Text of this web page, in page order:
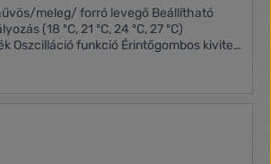
(18 ºC, 21 ºC, 24 ºC, 27 ºC)